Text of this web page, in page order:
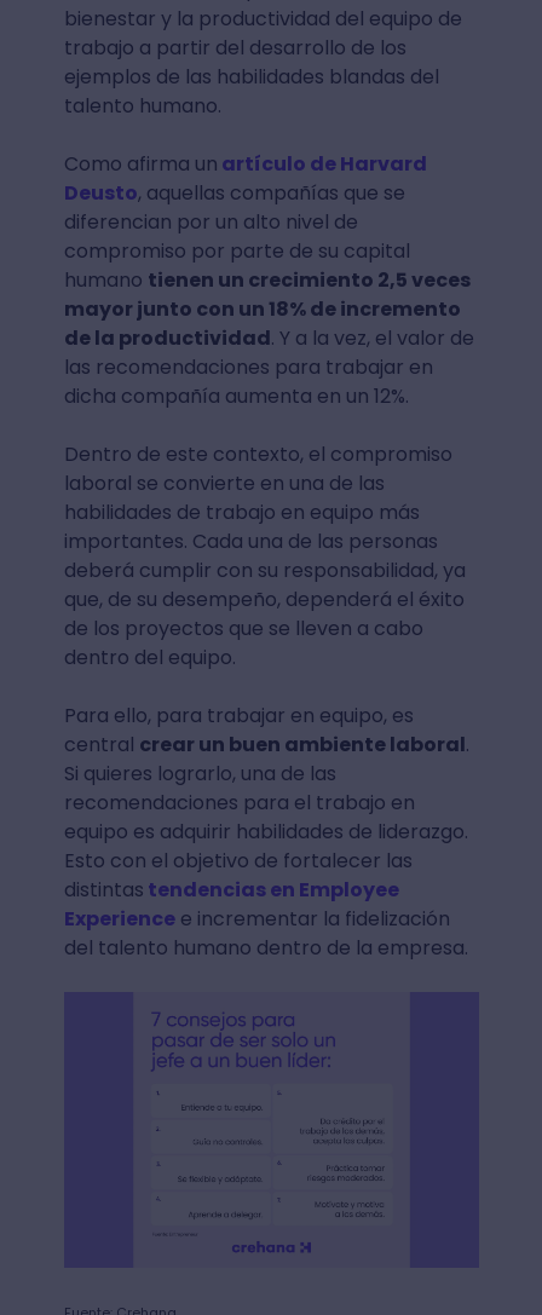
bienestar y la productividad del equipo de
trabajo a partir del desarrollo de los
ejemplos de las habilidades blandas del
talento humano.
Como afirma un artículo de Harvard
Deusto, aquellas compañías que se
diferencian por un alto nivel de
compromiso por parte de su capital
humano tienen un crecimiento 2,5 veces
mayor junto con un 18% de incremento
de la productividad. Y a la vez, el valor de
las recomendaciones para trabajar en
dicha compañía aumenta en un 12%.
Dentro de este contexto, el compromiso
laboral se convierte en una de las
habilidades de trabajo en equipo más
importantes. Cada una de las personas
deberá cumplir con su responsabilidad, ya
que, de su desempeño, dependerá el éxito
de los proyectos que se lleven a cabo
dentro del equipo.
Para ello, para trabajar en equipo, es
central crear un buen ambiente laboral.
Si quieres lograrlo, una de las
recomendaciones para el trabajo en
equipo es adquirir habilidades de liderazgo.
Esto con el objetivo de fortalecer las
distintas tendencias en Employee
Experiencee incrementar la fidelización
del talento humano dentro de la empresa.